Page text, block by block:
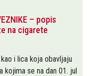
– popis
na cigarete
i lica koja obavljaju
kojima se na dan 01. jul